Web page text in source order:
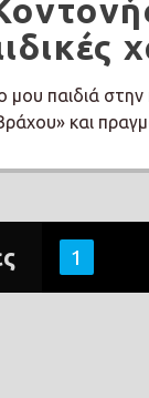
παιδιά
και
1